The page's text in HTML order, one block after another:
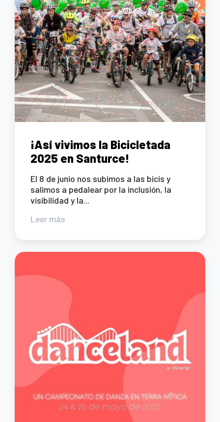
¡Así vivimos la Bicicletada
2025 en Santurce!
El 8 de junio nos subimos a las bicis y
salimos a pedalear por la inclusión, la
visibilidad y la...
Leer más